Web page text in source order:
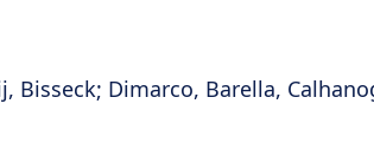
Bisseck; Dimarco, Barella,